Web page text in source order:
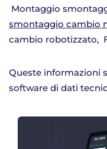
Montaggio
smontaggio cambio
cambio robotizzato
Queste informazioni
software di dati